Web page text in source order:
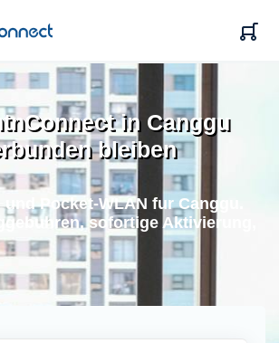
in Canggu
bleiben
und Pocket-WLAN fur Canggu.
sofortige Aktivierung,